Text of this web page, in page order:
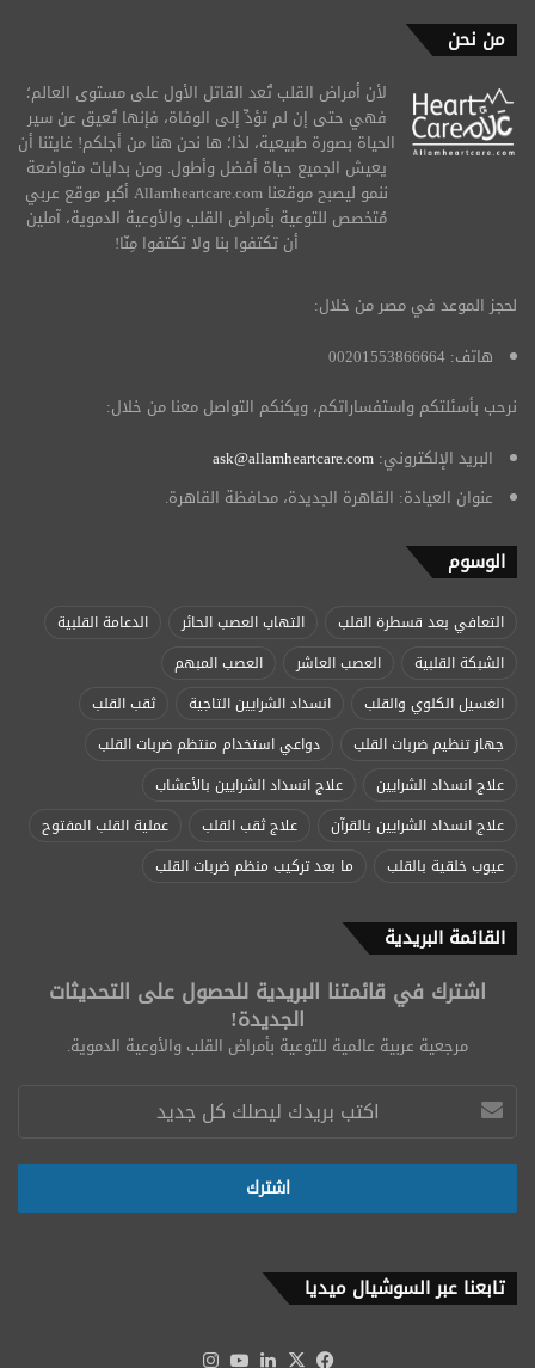
من نحن
لأن أمراض القلب تُعد القاتل الأول على مستوى العالم؛
فهي حتى إن لم تؤدِّ إلى الوفاة، فإنها تُعيق عن سير
الحياة بصورة طبيعية، لذا؛ ها نحن هنا من أجلكم! غايتنا أن
يعيش الجميع حياة أفضل وأطول. ومن بدايات متواضعة
ننمو ليصبح موقعنا Allamheartcare.com أكبر موقع عربي
مُتخصص للتوعية بأمراض القلب والأوعية الدموية، آملين
أن تكتفوا بنا ولا تكتفوا مِنّا!
لحجز الموعد في مصر من خلال:
هاتف: 00201553866664
نرحب بأسئلتكم واستفساراتكم، ويكنكم التواصل معنا من خلال:
البريد الإلكتروني: ask@allamheartcare.com
عنوان العيادة: القاهرة الجديدة، محافظة القاهرة.
الوسوم
التعافي بعد قسطرة القلب التهاب العصب الحائر
الدعامة القلبية
الشبكة القلبية
العصب العاشر
العصب المبهم
الغسيل الكلوي والقلب
انسداد الشرايين التاجية
ثقب القلب
جهاز تنظيم ضربات القلب
دواعي استخدام منتظم ضربات القلب
علاج انسداد الشرايين
علاج انسداد الشرايين بالأعشاب
علاج انسداد الشرايين بالقرآن
علاج ثقب القلب
عملية القلب المفتوح
عيوب خلقية بالقلب
ما بعد تركيب منظم ضربات القلب
القائمة البريدية
اشترك في قائمتنا البريدية للحصول على التحديثات
الجديدة!
مرجعية عربية عالمية للتوعية بأمراض القلب والأوعية الدموية.
تابعنا عبر السوشيال ميديا
فيسبوك
‫X لينكدإن‫YouTube